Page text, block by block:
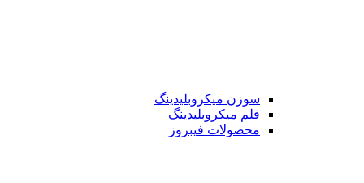
سوزن میکروبلیدینگ
قلم میکروبلیدینگ
محصولات فیبروز